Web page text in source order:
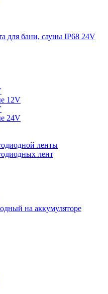
для бани, сауны IP68 24V
12V
24V
ленты
лент
на аккумуляторе